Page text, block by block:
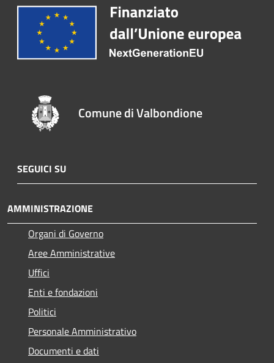
Comune di Valbondione
SEGUICI SU
AMMINISTRAZIONE
Organi di Governo
Aree Amministrative
Uffici
Enti e fondazioni
Politici
Personale Amministrativo
Documenti e dati